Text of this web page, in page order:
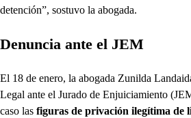
detención”, sostuvo la abogada.
Denuncia ante el JEM
El 18 de enero, la abogada Zunilda
Legal ante el Jurado de Enjuiciamiento
caso las figuras de privación ilegítima de